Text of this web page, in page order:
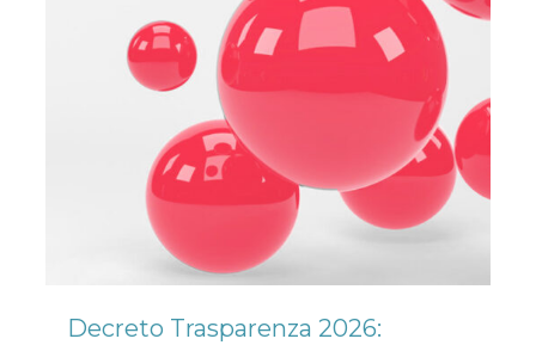
Decreto Trasparenza 2026: